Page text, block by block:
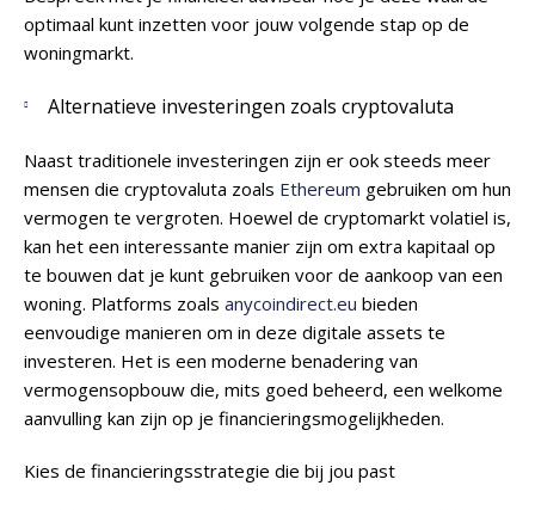
optimaal kunt inzetten voor jouw volgende stap op de
woningmarkt.
Alternatieve investeringen zoals cryptovaluta
Naast traditionele investeringen zijn er ook steeds meer
mensen die cryptovaluta zoals Ethereum gebruiken om hun
vermogen te vergroten. Hoewel de cryptomarkt volatiel is,
kan het een interessante manier zijn om extra kapitaal op
te bouwen dat je kunt gebruiken voor de aankoop van een
woning. Platforms zoals anycoindirect.eu bieden
eenvoudige manieren om in deze digitale assets te
investeren. Het is een moderne benadering van
vermogensopbouw die, mits goed beheerd, een welkome
aanvulling kan zijn op je financieringsmogelijkheden.
Kies de financieringsstrategie die bij jou past